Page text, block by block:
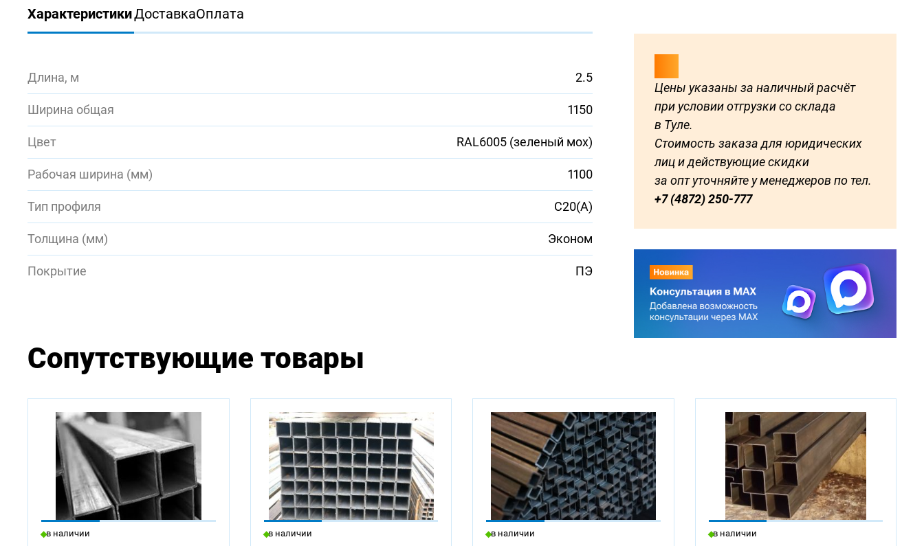
ХарактеристикиДоставкаОплата
Длина, м 2.5
Ширина общая 1150
Цвет RAL6005 (зеленый мох)
Рабочая ширина (мм) 1100
Тип профиля С20(А)
Толщина (мм) Эконом
Покрытие ПЭ
Цены указаны за наличный расчёт
при условии отгрузки со склада
в Туле.
Стоимость заказа для юридических
лиц и действующие скидки
за опт уточняйте у менеджеров по тел.
+7 (4872) 250-777
Доступны для заказа:
Сопутствующие товары
в наличии в наличии в наличии в наличии